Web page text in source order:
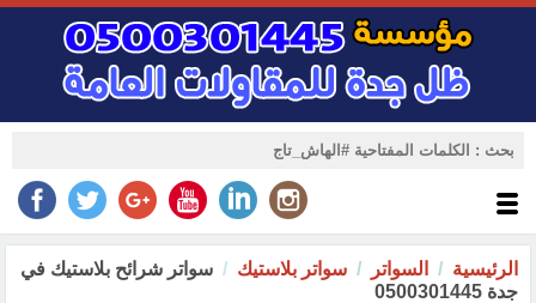
الرئيسية السواتر سواتر بلاستيك
سواتر شرائح بلاستيك في
جدة 0500301445